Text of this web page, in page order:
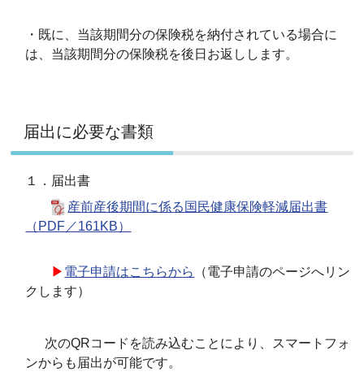
・既に、当該期間分の保険税を納付されている場合に
は、当該期間分の保険税を後日お返しします。
届出に必要な書類
１．届出書
産前産後期間に係る国民健康保険軽減届出書
（PDF／161KB）
▶ 電子申請はこちらから
（電子申請のページへリン
クします）
次のQRコードを読み込むことにより、スマートフォ
ンからも届出が可能です。